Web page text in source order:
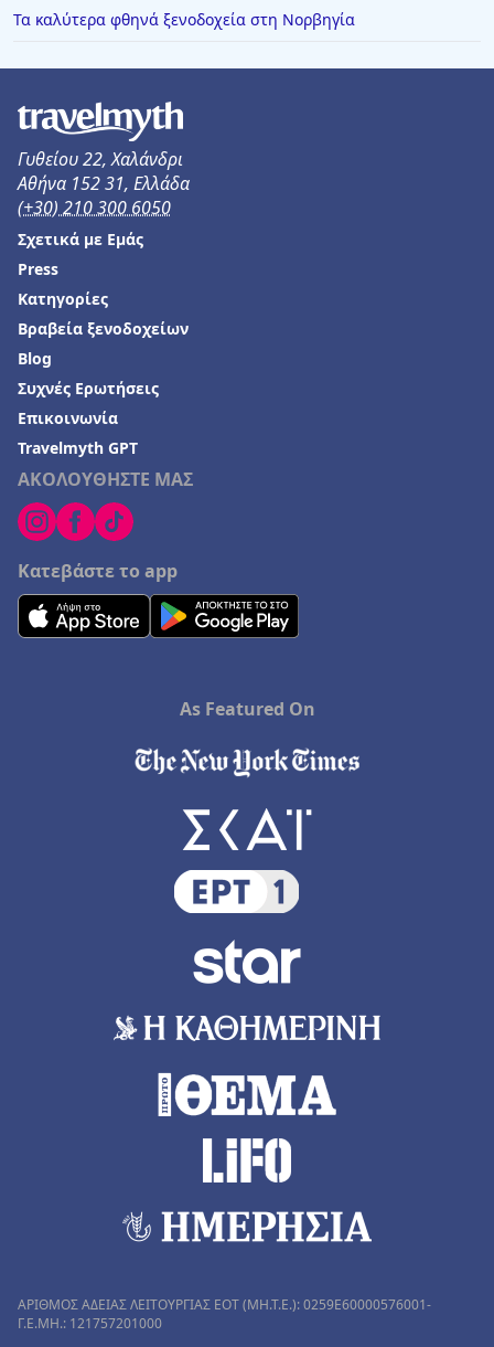
Τα καλύτερα φθηνά ξενοδοχεία στη Νορβηγία
Γυθείου 22, Χαλάνδρι
Αθήνα 152 31, Ελλάδα
(+30) 210 300 6050
ΑΚΟΛΟΥΘΗΣΤΕ ΜΑΣ
Κατεβάστε το app
Σχετικά με Εμάς
Press
Κατηγορίες
Βραβεία ξενοδοχείων
Blog
Συχνές Ερωτήσεις
Επικοινωνία
Travelmyth GPT
As Featured On
ΑΡΙΘΜΟΣ ΑΔΕΙΑΣ ΛΕΙΤΟΥΡΓΙΑΣ ΕΟΤ (MH.T.E.): 0259Ε60000576001-
Γ.Ε.ΜΗ.: 121757201000